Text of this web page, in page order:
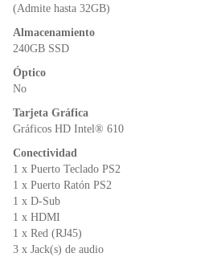
(Admite hasta 32GB)
Almacenamiento
240GB SSD
Óptico
No
Tarjeta Gráfica
Gráficos HD Intel® 610
Conectividad
1 x Puerto Teclado PS2
1 x Puerto Ratón PS2
1 x D-Sub
1 x HDMI
1 x Red (RJ45)
3 x Jack(s) de audio